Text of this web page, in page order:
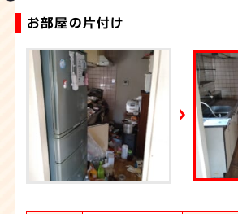
2026年7月7日放送
FRIDAYデジタル
2026年7月6日放送
週刊循環経済新聞（7月6日号）
2026年7月4日放送
YouTube｜好井まさおの怪談を浴びる会
2026年6月28日放送
Yahoo!ニュース
お部屋の片付け
ゴミ屋敷片付け
大量の不用品回収（ゴミ屋敷）
ゴミ屋敷片付け
ゴミ屋敷片付け
大量の不用品回収（ゴミ屋敷）
ゴミ屋敷片付け
お部屋のお片付け
大量の不用品回収（ゴミ屋敷）
汚部屋片付け・ゴミ屋敷清掃（大阪）